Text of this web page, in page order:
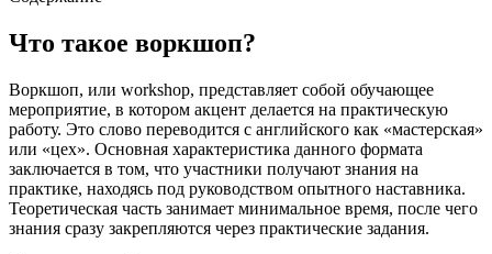
Что такое воркшоп?
Воркшоп, или workshop, представляет собой обучающее
мероприятие, в котором акцент делается на практическую
работу. Это слово переводится с английского как «мастерская»
или «цех». Основная характеристика данного формата
заключается в том, что участники получают знания на
практике, находясь под руководством опытного наставника.
Теоретическая часть занимает минимальное время, после чего
знания сразу закрепляются через практические задания.